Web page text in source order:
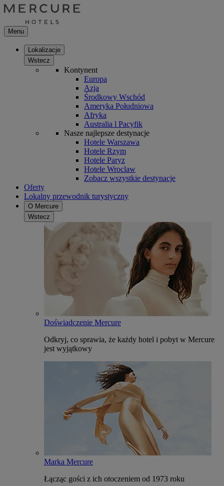
Menu
Lokalizacje
Wstecz
Kontynent
Europa
Azja
Środkowy Wschód
Ameryka Południowa
Afryka
Australia l Pacyfik
Nasze najlepsze destynacje
Hotele Warszawa
Hotele Rzym
Hotele Paryz
Hotele Wroclaw
Zobacz wszystkie destynacje
Oferty
Lokalny przewodnik turystyczny
O Mercure
Wstecz
Doświadczenie Mercure
Odkryj, co sprawia, że każdy hotel i pobyt w Mercure
jest wyjątkowy
Marka Mercure
Łącząc gości z ich otoczeniem od 1973 roku